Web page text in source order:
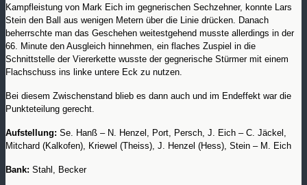
Kampfleistung von Mark Eich im gegnerischen Sechzehner, konnte Lars
Stein den Ball aus wenigen Metern über die Linie drücken. Danach
beherrschte man das Geschehen weitestgehend musste allerdings in der
66. Minute den Ausgleich hinnehmen, ein flaches Zuspiel in die
Schnittstelle der Viererkette wusste der gegnerische Stürmer mit einem
Flachschuss ins linke untere Eck zu nutzen.
Bei diesem Zwischenstand blieb es dann auch und im Endeffekt war die
Punkteteilung gerecht.
Aufstellung: Se. Hanß – N. Henzel, Port, Persch, J. Eich – C. Jäckel,
Mitchard (Kalkofen), Kriewel (Theiss), J. Henzel (Hess), Stein – M. Eich
Bank: Stahl, Becker